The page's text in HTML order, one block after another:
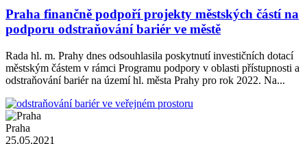
Praha finančně podpoří projekty městských částí na
podporu odstraňování bariér ve městě
Rada hl. m. Prahy dnes odsouhlasila poskytnutí investičních dotací
městským částem v rámci Programu podpory v oblasti přístupnosti a
odstraňování bariér na území hl. města Prahy pro rok 2022. Na...
Praha
25.05.2021